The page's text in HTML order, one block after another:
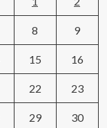
8 9
15 16
22 23
29 30